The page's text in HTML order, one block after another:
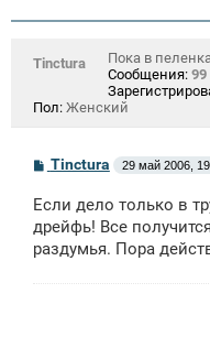
Tinctura
Пока в
Сообщения: 99
Пол: Женский
С
б
щ
е
н
Tinctura 29 май 2006,
Если дело только в
дрейфь! Все
раздумья. Пора